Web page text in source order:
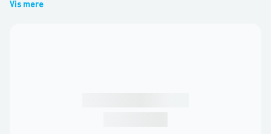
Vis mere